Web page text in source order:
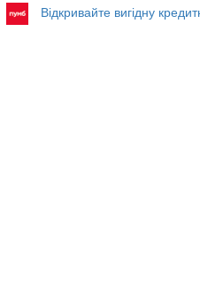
Відкривайте вигідну